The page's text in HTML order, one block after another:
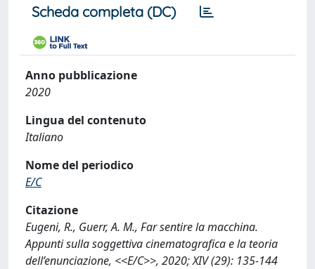
Scheda completa (DC)
Anno pubblicazione
2020
Lingua del contenuto
Italiano
Nome del periodico
E/C
Citazione
Eugeni, R., Guerr, A. M., Far sentire la macchina.
Appunti sulla soggettiva cinematografica e la teoria
dell’enunciazione, <<E/C>>, 2020; XIV (29): 135-144